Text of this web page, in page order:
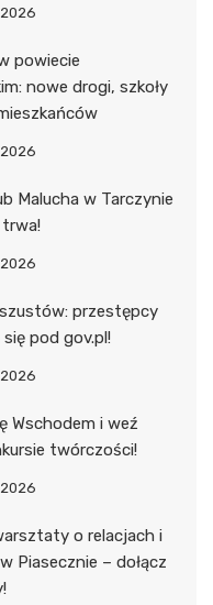
powiecie
nowe drogi, szkoły
Malucha w Tarczynie
przestępcy
pod gov.pl!
Wschodem i weź
twórczości!
o relacjach i
Piasecznie – dołącz